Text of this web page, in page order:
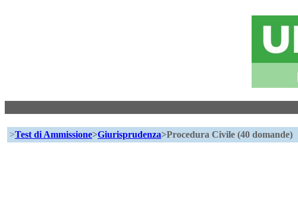
>Test di Ammissione>Giurisprudenza>Procedura Civile (40 domande)